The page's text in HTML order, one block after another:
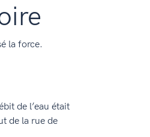
la force.
de l’eau était
de la rue de